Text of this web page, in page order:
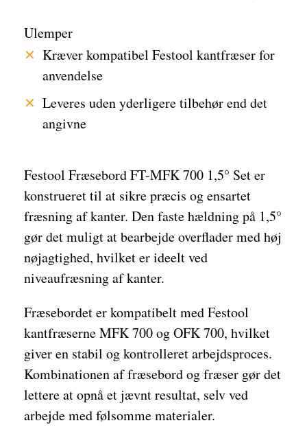
Festool Fræsebord FT-MFK 700 1,5° Set er
konstrueret til at sikre præcis og ensartet
fræsning af kanter. Den faste hældning på 1,5°
gør det muligt at bearbejde overflader med høj
nøjagtighed, hvilket er ideelt ved
niveaufræsning af kanter.
Fræsebordet er kompatibelt med Festool
kantfræserne MFK 700 og OFK 700, hvilket
giver en stabil og kontrolleret arbejdsproces.
Kombinationen af fræsebord og fræser gør det
lettere at opnå et jævnt resultat, selv ved
arbejde med følsomme materialer.
Ulemper
Kræver kompatibel Festool kantfræser for
anvendelse
Leveres uden yderligere tilbehør end det
angivne